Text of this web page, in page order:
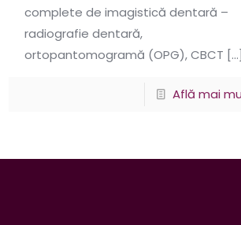
complete de imagistică dentară –
radiografie dentară,
ortopantomogramă (OPG), CBCT […]
Află mai